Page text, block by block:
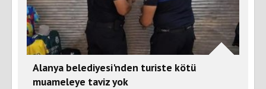
Alanya belediyesi'nden turiste kötü
muameleye taviz yok